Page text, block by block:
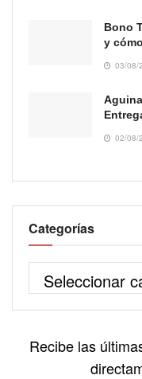
Bono
y
03/08/
02/08/
Categorías
Recibe las